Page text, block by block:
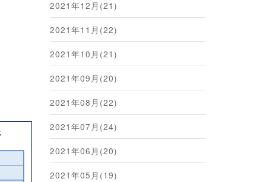
2021年12月(21)
2021年11月(22)
2021年10月(21)
2021年09月(20)
2021年08月(22)
2021年07月(24)
2021年06月(20)
2021年05月(19)